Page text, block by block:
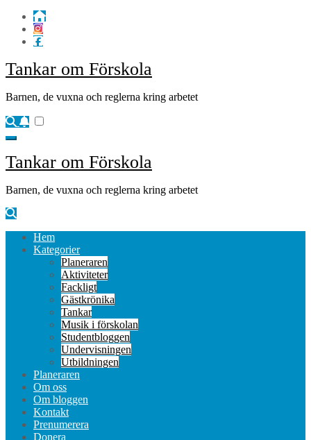
Tankar om Förskola
Barnen, de vuxna och reglerna kring arbetet
Tankar om Förskola
Barnen, de vuxna och reglerna kring arbetet
Hem
Kategorier
Planeraren
Aktiviteter
Fackligt
Gästkrönika
Tankar
Musik i förskolan
Studentbloggen
Undervisningen
Utbildningen
Planeraren
Om oss
Om bloggen
Kontakt
Prenumerera
Donera